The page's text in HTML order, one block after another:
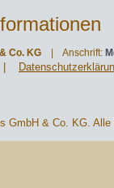
Co. KG | Anschrift:
GmbH & Co. KG. Alle